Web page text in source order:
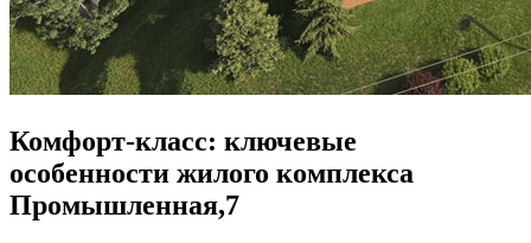
Комфорт-класс: ключевые
особенности жилого комплекса
Промышленная,7